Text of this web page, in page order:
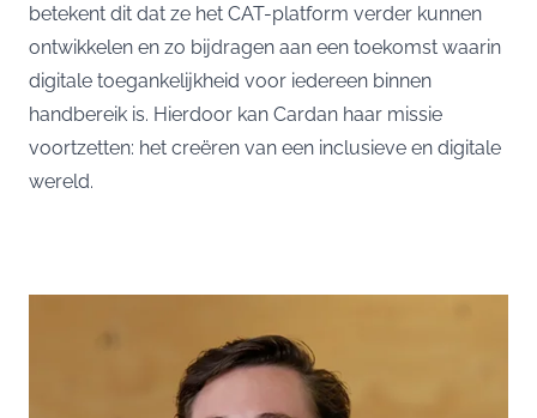
betekent dit dat ze het CAT-platform verder kunnen
ontwikkelen en zo bijdragen aan een toekomst waarin
digitale toegankelijkheid voor iedereen binnen
handbereik is. Hierdoor kan Cardan haar missie
voortzetten: het creëren van een inclusieve en digitale
wereld.